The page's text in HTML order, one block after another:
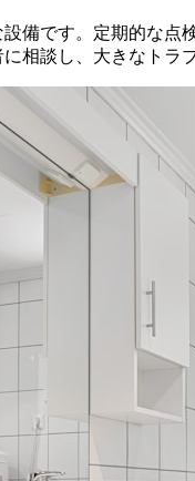
備です。定期的な
相談し、大きなトラ